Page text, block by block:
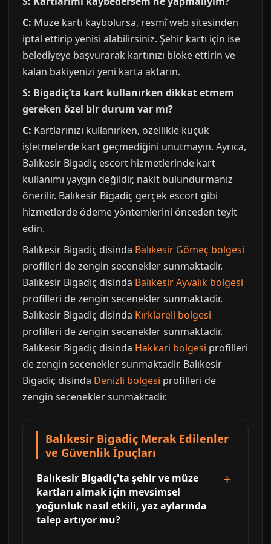
C: Müze kartı kaybolursa, resmî web sitesinden
iptal ettirip yenisi alabilirsiniz. Şehir kartı için ise
belediyeye başvurarak kartınızı bloke ettirin ve
kalan bakiyenizi yeni karta aktarın.
S: Bigadiç’ta kart kullanırken dikkat etmem
gereken özel bir durum var mı?
C: Kartlarınızı kullanırken, özellikle küçük
işletmelerde kart geçmediğini unutmayın. Ayrıca,
Balıkesir Bigadiç escort hizmetlerinde kart
kullanımı yaygın değildir, nakit bulundurmanız
önerilir. Balıkesir Bigadiç gerçek escort gibi
hizmetlerde ödeme yöntemlerini önceden teyit
edin.
Balıkesir Bigadiç disinda Balıkesir Gömeç bolgesi
profilleri de zengin secenekler sunmaktadir.
Balıkesir Bigadiç disinda Balıkesir Ayvalık bolgesi
profilleri de zengin secenekler sunmaktadir.
Balıkesir Bigadiç disinda Kırklareli bolgesi
profilleri de zengin secenekler sunmaktadir.
Balıkesir Bigadiç disinda Hakkari bolgesi profilleri
de zengin secenekler sunmaktadir. Balıkesir
Bigadiç disinda Denizli bolgesi profilleri de
zengin secenekler sunmaktadir.
Balıkesir Bigadiç Merak Edilenler
ve Güvenlik İpuçları
Balıkesir Bigadiç'ta şehir ve müze
kartları almak için mevsimsel
yoğunluk nasıl etkili, yaz aylarında
talep artıyor mu?